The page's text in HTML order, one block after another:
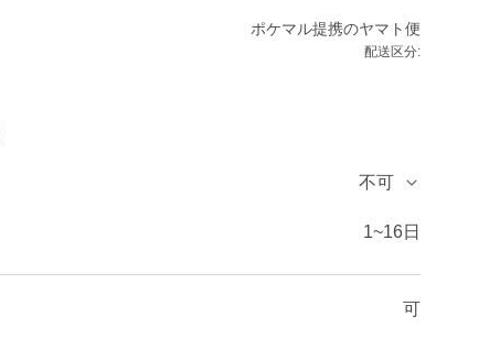
ポケマル提携のヤマト便
配送区分:
不可
1~16日
可